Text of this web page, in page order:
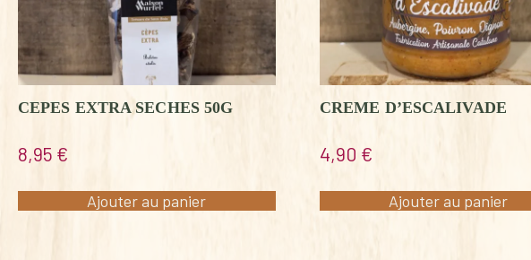
CEPES EXTRA SECHES 50G
8,95 €
Ajouter au panier
CREME D’ESCALIVADE
4,90 €
Ajouter au panier